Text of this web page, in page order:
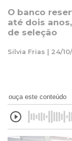
O banco
até dois
de seleção
Silvia Frias | 24/
ouça este conteúdo